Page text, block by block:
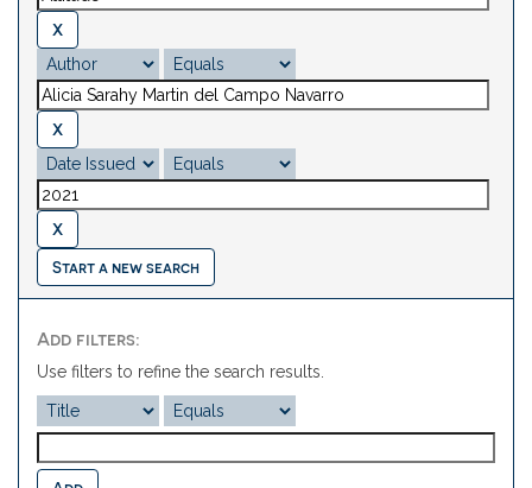
Start a new search
Add filters:
Use filters to refine the search results.